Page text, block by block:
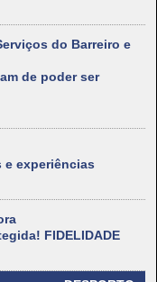
do Barreiro e
de poder ser
e experiências
FIDELIDADE